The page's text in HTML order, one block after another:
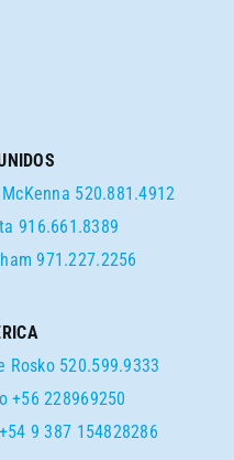
520.881.4912
916.661.8389
971.227.2256
Rosko 520.599.9333
+56 228969250
+54 9 387 154828286